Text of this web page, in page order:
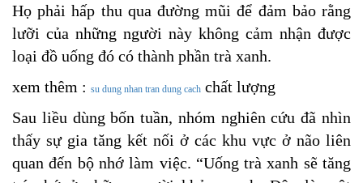
Họ phải hấp thu qua đường mũi để đảm bảo rằng
lưỡi của những người này không cảm nhận được
loại đồ uống đó có thành phần trà xanh.
xem thêm : su dung nhan tran dung cach chất lượng
Sau liều dùng bốn tuần, nhóm nghiên cứu đã nhìn
thấy sự gia tăng kết nối ở các khu vực ở não liên
quan đến bộ nhớ làm việc. “Uống trà xanh sẽ tăng